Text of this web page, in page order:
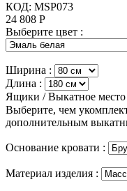
КОД: MSP073
24 808 Р
Выберите цвет :
Ширина :
Длина :
Ящики / Выкатное место
Выберите, чем
дополнительным
Основание кровати :
Материал изделия :